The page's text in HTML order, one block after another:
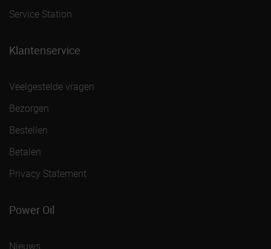
Service Station
Klantenservice
Veelgestelde vragen
Bezorgen
Bestellen
Betalen
Privacy Statement
Power Oil
Nieuws